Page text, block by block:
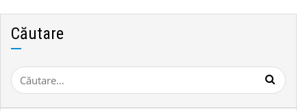
Căutare
Caută
după: